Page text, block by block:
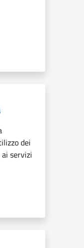
dei
servizi